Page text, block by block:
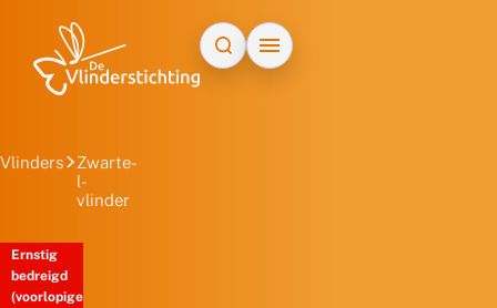
Vlinders
Zwarte-
l-
vlinder
Ernstig
bedreigd
(voorlopige